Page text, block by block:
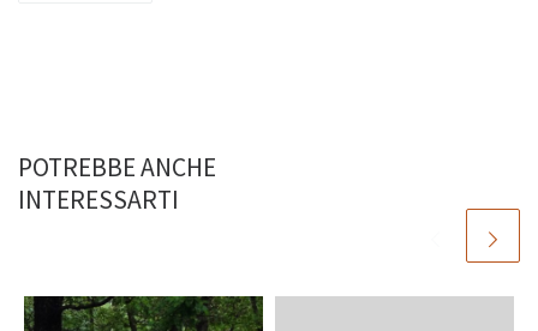
POTREBBE ANCHE
INTERESSARTI